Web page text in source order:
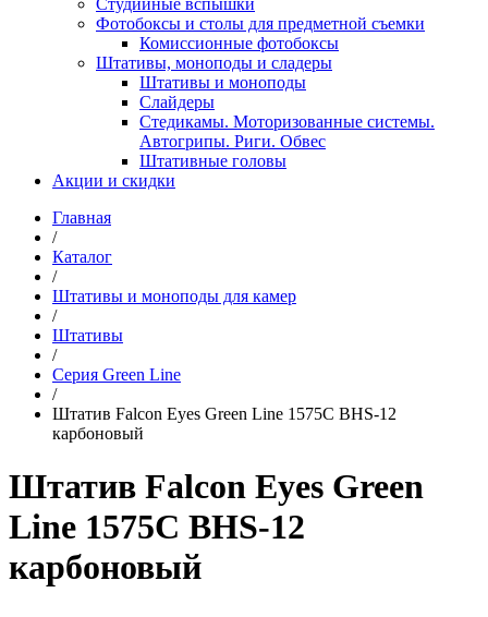
Студийные вспышки
Фотобоксы и столы для предметной съемки
Комиссионные фотобоксы
Штативы, моноподы и сладеры
Штативы и моноподы
Слайдеры
Стедикамы. Моторизованные системы.
Автогрипы. Риги. Обвес
Штативные головы
Акции и скидки
Главная
/
Каталог
/
Штативы и моноподы для камер
/
Штативы
/
Серия Green Line
/
Штатив Falcon Eyes Green Line 1575C BHS-12
карбоновый
Штатив Falcon Eyes Green
Line 1575C BHS-12
карбоновый